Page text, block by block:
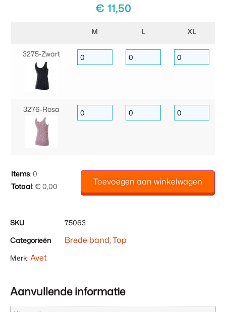
€ 11,50
M L XL
3275‑Zwart
3276‑Rosa
Items: 0
Totaal: € 0,00 Toevoegen aan winkelwagen
SKU
75063
Categorieën
Brede band, Top
Merk: Avet
Aanvullende informatie